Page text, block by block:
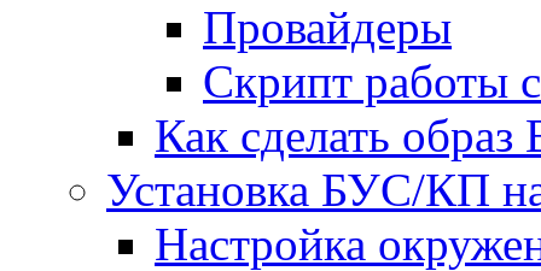
Провайдеры
Скрипт работы
Как сделать
Установка БУС/КП
Настройка